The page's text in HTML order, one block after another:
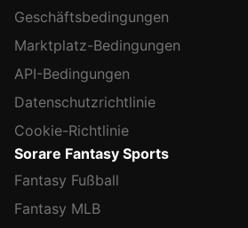
Geschäftsbedingungen
Marktplatz-Bedingungen
API-Bedingungen
Datenschutzrichtlinie
Cookie-Richtlinie
Sorare Fantasy Sports
Fantasy Fußball
Fantasy MLB